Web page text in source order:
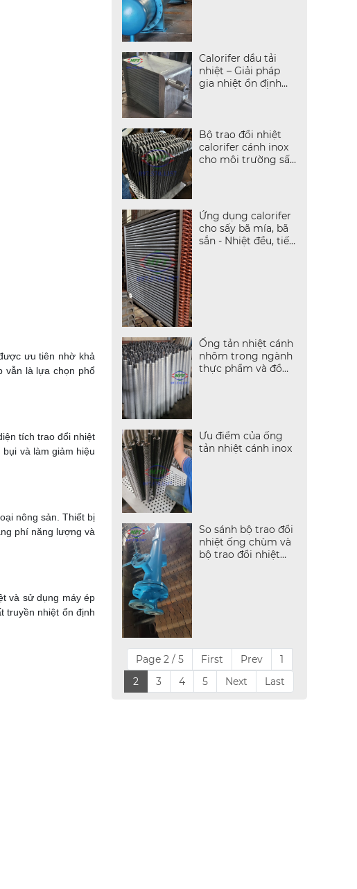
ưu tiên nhờ khả
vẫn là lựa chọn phổ
tích trao đổi nhiệt
và làm giảm hiệu
nông sản. Thiết bị
phí năng lượng và
và sử dụng máy ép
truyền nhiệt ổn định
Calorifer dầu tải
nhiệt – Giải pháp
gia nhiệt ổn định
Bộ trao đổi nhiệt
calorifer cánh inox
cho môi trường sấy
Ứng dụng calorifer
cho sấy bã mía, bã
sắn - Nhiệt đều, tiết
Ống tản nhiệt cánh
nhôm trong ngành
thực phẩm và đồ
Ưu điểm của ống
tản nhiệt cánh inox
So sánh bộ trao đổi
nhiệt ống chùm và
bộ trao đổi nhiệt
Page 2 / 5 First Prev
1
2
3 4 5 Next Last